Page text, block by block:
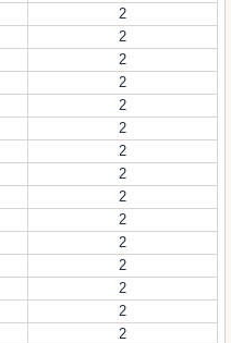
2
2
2
2
2
2
2
2
2
2
2
2
2
2
2